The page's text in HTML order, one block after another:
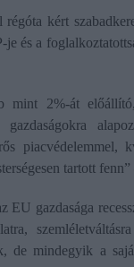
kért
és a
mint 2%-át
tartott
EU gazdasága
de mindegyik a